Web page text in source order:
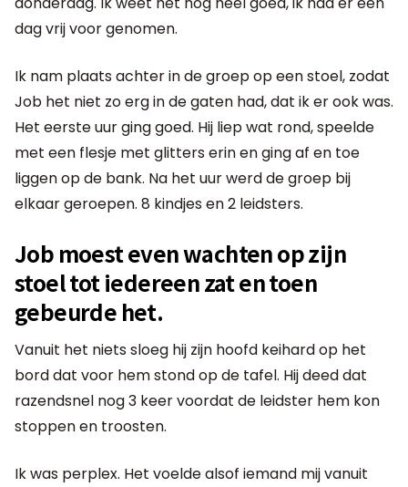
dag vrij voor genomen.
Ik nam plaats achter in de groep op een stoel, zodat
Job het niet zo erg in de gaten had, dat ik er ook was.
Het eerste uur ging goed. Hij liep wat rond, speelde
met een flesje met glitters erin en ging af en toe
liggen op de bank. Na het uur werd de groep bij
elkaar geroepen. 8 kindjes en 2 leidsters.
Job moest even wachten op zijn
stoel tot iedereen zat en toen
gebeurde het.
Vanuit het niets sloeg hij zijn hoofd keihard op het
bord dat voor hem stond op de tafel. Hij deed dat
razendsnel nog 3 keer voordat de leidster hem kon
stoppen en troosten.
Ik was perplex. Het voelde alsof iemand mij vanuit